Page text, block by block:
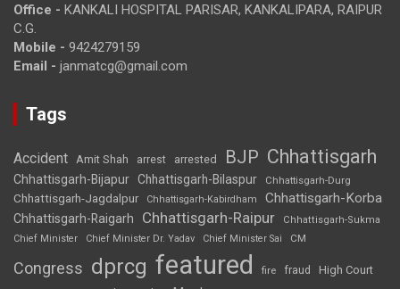
Office - KANKALI HOSPITAL PARISAR, KANKALIPARA, RAIPUR
C.G.
Mobile - 9424279159
Email - janmatcg@gmail.com
Tags
Accident Amit Shah arrest arrested BJP Chhattisgarh
Chhattisgarh-Bijapur Chhattisgarh-Bilaspur Chhattisgarh-Durg
Chhattisgarh-Jagdalpur Chhattisgarh-Kabirdham Chhattisgarh-Korba
Chhattisgarh-Raigarh Chhattisgarh-Raipur
Chhattisgarh-Sukma
Chief Minister
Chief Minister Dr. Yadav Chief Minister Sai CM
Congress dprcg featured fire fraud High Court